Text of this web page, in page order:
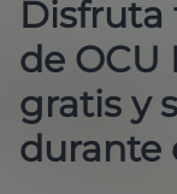
Disfruta
de OCU
gratis y
durante